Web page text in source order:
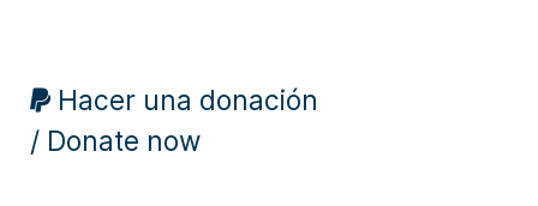
Hacer una donación
/ Donate now